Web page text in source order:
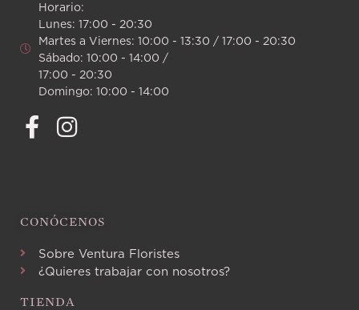
Horario:
Lunes: 17:00 - 20:30
Martes a Viernes: 10:00 - 13:30 / 17:00 - 20:30
Sábado: 10:00 - 14:00 /
17:00 - 20:30
Domingo: 10:00 - 14:00
CONÓCENOS
Sobre Ventura Floristes
¿Quieres trabajar con nosotros?
TIENDA